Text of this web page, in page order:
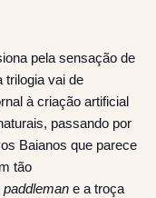
pela sensação de
trilogia vai de
à criação artificial
passando por
Baianos que parece
tão
paddleman e a troça